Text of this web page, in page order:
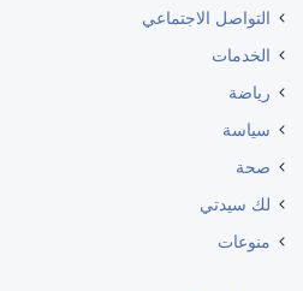
التواصل الاجتماعي
الخدمات
رياضة
سياسة
صحة
لك سيدتي
منوعات